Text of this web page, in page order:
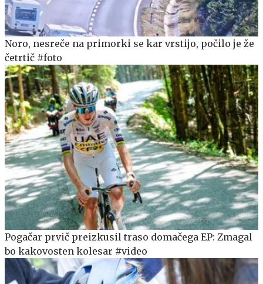
Noro, nesreče na primorki se kar vrstijo, počilo je že
četrtič #foto
Pogačar prvič preizkusil traso domačega EP: Zmagal
bo kakovosten kolesar #video